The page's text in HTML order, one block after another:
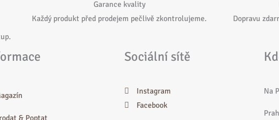
Garance kvality
Každý produkt před prodejem pečlivě zkontrolujeme.
Dopravu
& Poptat
Sociální sítě
Instagram
Facebook
Na